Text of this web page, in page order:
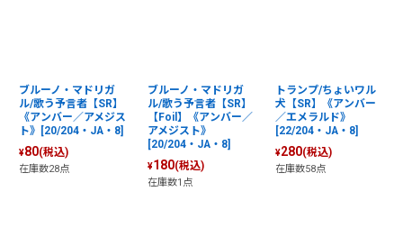
ブルーノ・マドリガ
ル/歌う予言者【SR】
《アンバー／アメジス
ト》[20/204・JA・8]
¥80(税込)
在庫数28点
ブルーノ・マドリガ
ル/歌う予言者【SR】
【Foil】《アンバー／
アメジスト》
[20/204・JA・8]
¥180(税込)
在庫数1点
トランプ/ちょいワル
犬【SR】《アンバー
／エメラルド》
[22/204・JA・8]
¥280(税込)
在庫数58点